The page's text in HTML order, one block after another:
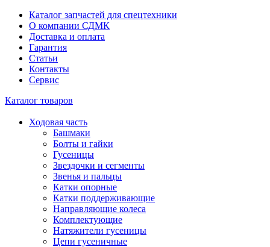
Каталог запчастей для спецтехники
О компании СДМК
Доставка и оплата
Гарантия
Статьи
Контакты
Сервис
Каталог товаров
Ходовая часть
Башмаки
Болты и гайки
Гусеницы
Звездочки и сегменты
Звенья и пальцы
Катки опорные
Катки поддерживающие
Направляющие колеса
Комплектующие
Натяжители гусеницы
Цепи гусеничные